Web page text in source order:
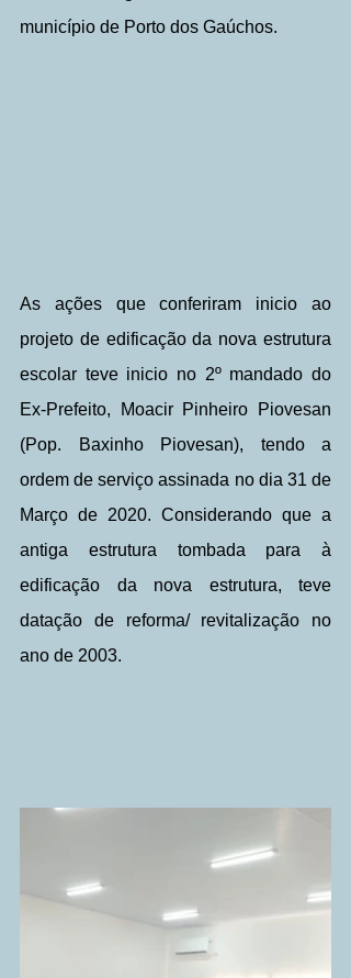
município de Porto dos Gaúchos.
As ações que conferiram inicio ao
projeto de edificação da nova estrutura
escolar teve inicio no 2º mandado do
Ex-Prefeito, Moacir Pinheiro Piovesan
(Pop. Baxinho Piovesan), tendo a
ordem de serviço assinada no dia 31 de
Março de 2020. Considerando que a
antiga estrutura tombada para à
edificação da nova estrutura, teve
datação de reforma/ revitalização no
ano de 2003.